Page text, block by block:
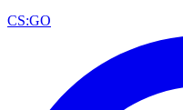
CS:GO